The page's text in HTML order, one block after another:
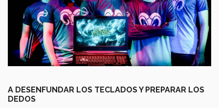
A DESENFUNDAR LOS TECLADOS Y PREPARAR LOS
DEDOS